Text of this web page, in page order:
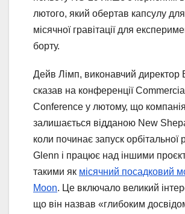
лютого, який обертав капсулу для
місячної гравітації для
борту.
Дейв Лімп, виконавчий директор
сказав на конференції
Conference у лютому, що компанія
залишається відданою New
коли починає запуск орбітальної
Glenn і працює над іншими
такими як місячний посадковий
Moon. Це включало великий
що він назвав «глибоким